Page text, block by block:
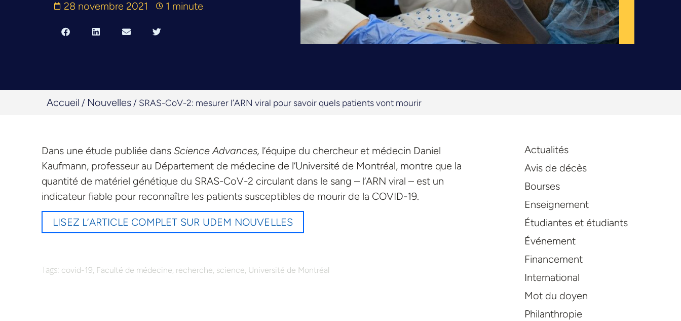
28 novembre 2021 1 minute
Accueil / Nouvelles / SRAS-CoV-2: mesurer l’ARN viral pour savoir quels patients vont mourir
Dans une étude publiée dans Science Advances, l’équipe du chercheur et médecin Daniel
Kaufmann, professeur au Département de médecine de l’Université de Montréal, montre que la
quantité de matériel génétique du SRAS-CoV-2 circulant dans le sang – l’ARN viral – est un
indicateur fiable pour reconnaître les patients susceptibles de mourir de la COVID-19.
LISEZ L’ARTICLE COMPLET SUR UDEM NOUVELLES
Tags: covid-19, Faculté de médecine, recherche, science, Université de Montréal
Actualités
Avis de décès
Bourses
Enseignement
Étudiantes et étudiants
Événement
Financement
International
Mot du doyen
Philanthropie